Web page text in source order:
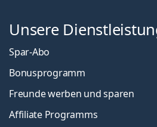
Unsere
Spar-Abo
Bonusprogramm
Freunde werben und sparen
Affiliate Programms